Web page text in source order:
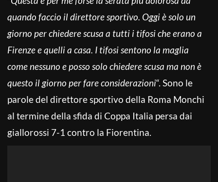
quando faccio il direttore sportivo. Oggi è solo un
giorno per chiedere scusa a tutti i tifosi che erano a
Firenze e quelli a casa. I tifosi sentono la maglia
come nessuno e posso solo chiedere scusa ma non è
questo il giorno per fare considerazioni“. Sono le
parole del direttore sportivo della Roma Monchi
al termine della sfida di Coppa Italia persa dai
giallorossi 7-1 contro la Fiorentina.